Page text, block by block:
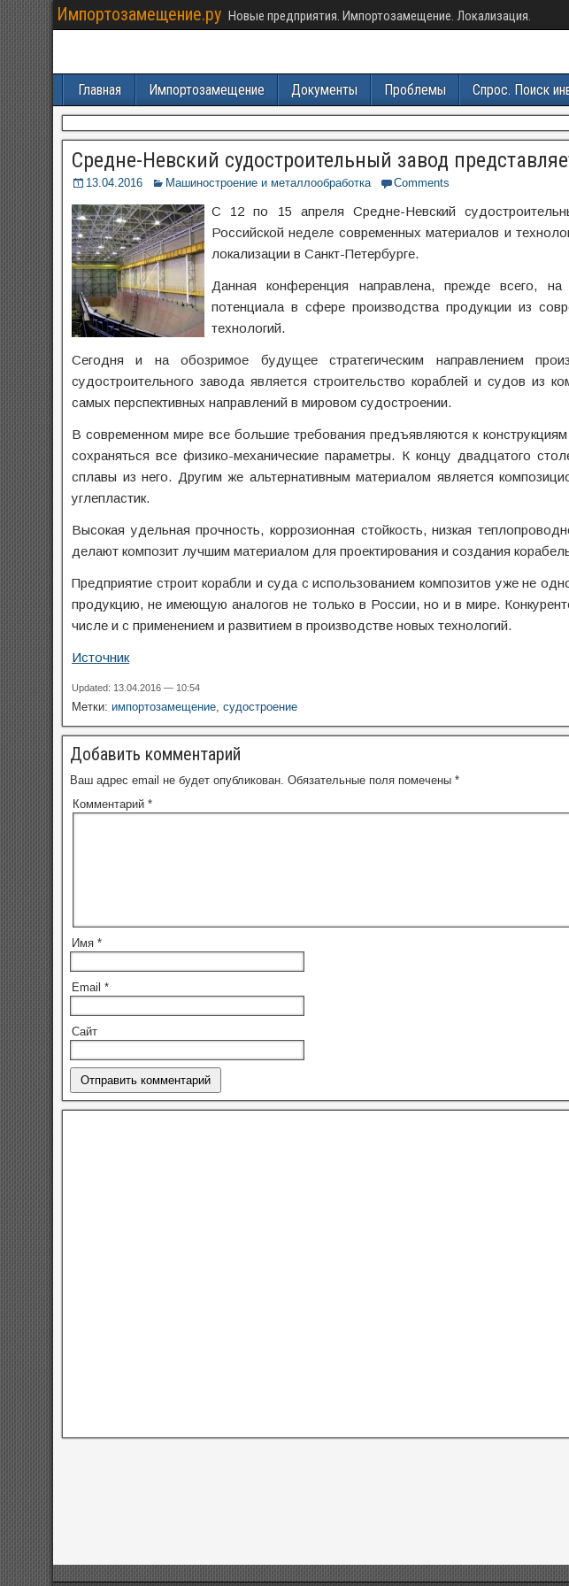
Импортозамещение.ру Новые предприятия. Импортозамещение. Локализация.
Главная Импортозамещение Документы Проблемы Спрос. Поиск
Средне-Невский судостроительный завод
13.04.2016 Машиностроение и металлообработка Comments
С 12 по 15 апреля Средне-Невский
Российской неделе современных материалов и
локализации в Санкт-Петербурге.
Данная конференция направлена, прежде всего, на
потенциала в сфере производства продукции из
технологий.
Сегодня и на обозримое будущее стратегическим направлением
судостроительного завода является строительство кораблей и судов из
самых перспективных направлений в мировом судостроении.
В современном мире все большие требования предъявляются к
сохраняться все физико-механические параметры. К концу двадцатого
сплавы из него. Другим же альтернативным материалом является
углепластик.
Высокая удельная прочность, коррозионная стойкость, низкая
делают композит лучшим материалом для проектирования и создания
Предприятие строит корабли и суда с использованием композитов уже не
продукцию, не имеющую аналогов не только в России, но и в мире.
числе и с применением и развитием в производстве новых технологий.
Источник
Updated: 13.04.2016 — 10:54
Метки: импортозамещение, судостроение
Добавить комментарий
Ваш адрес email не будет опубликован. Обязательные поля помечены *
Комментарий *
Имя *
Email *
Сайт